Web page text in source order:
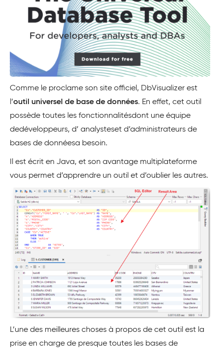
Comme le proclame son site officiel, DbVisualizer est
l’outil universel de base de données. En effet, cet outil
possède toutes les fonctionnalitésdont une équipe
dedéveloppeurs, d’ analysteset d’administrateurs de
bases de donnéesa besoin.
Il est écrit en Java, et son avantage multiplateforme
vous permet d’apprendre un outil et d’oublier les autres.
L’une des meilleures choses à propos de cet outil est la
prise en charge de presque toutes les bases de